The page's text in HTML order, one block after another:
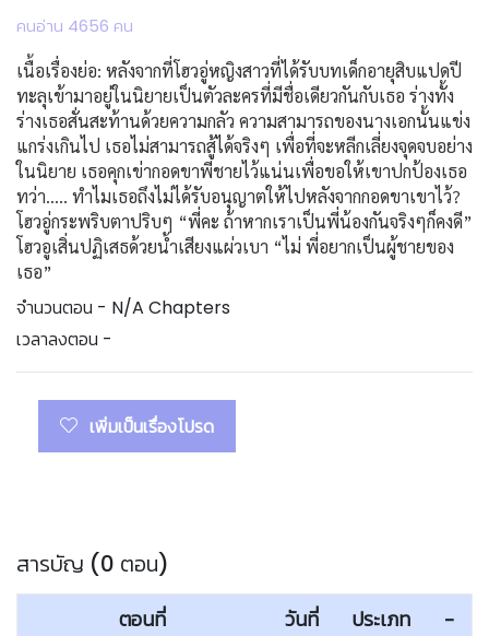
คนอ่าน 4656 คน
เนื้อเรื่องย่อ: หลังจากที่โฮวอู่หญิงสาวที่ได้รับบทเด็กอายุสิบแปดปี
ทะลุเข้ามาอยู่ในนิยายเป็นตัวละครที่มีชื่อเดียวกันกับเธอ ร่างทั้ง
ร่างเธอสั่นสะท้านด้วยความกลัว ความสามารถของนางเอกนั้นแข่ง
แกร่งเกินไป เธอไม่สามารถสู้ได้จริงๆ เพื่อที่จะหลีกเลี่ยงจุดจบอย่าง
ในนิยาย เธอคุกเข่ากอดขาพี่ชายไว้แน่นเพื่อขอให้เขาปกป้องเธอ
ทว่า..... ทำไมเธอถึงไม่ได้รับอนุญาตให้ไปหลังจากกอดขาเขาไว้?
โฮวอู่กระพริบตาปริบๆ “พี่คะ ถ้าหากเราเป็นพี่น้องกันจริงๆก็คงดี”
โฮวอูเสิ่นปฏิเสธด้วยน้ำเสียงแผ่วเบา “ไม่ พี่อยากเป็นผู้ชายของ
เธอ”
จำนวนตอน - N/A Chapters
เวลาลงตอน -
เพิ่มเป็นเรื่องโปรด
สารบัญ (0 ตอน)
ตอนที่ วันที่ ประเภท -